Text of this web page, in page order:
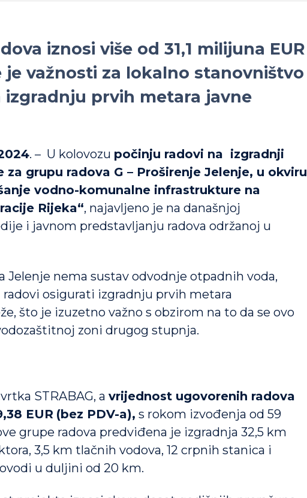
iznosi više od 31,1 milijuna EUR
je važnosti za lokalno stanovništvo
izgradnju prvih metara javne
. – U kolovozu počinju radovi na izgradnji
za grupu radova G – Proširenje Jelenje, u okviru
vodno-komunalne infrastrukture na
Rijeka“, najavljeno je na današnjoj
i javnom predstavljanju radova održanoj u
Jelenje nema sustav odvodnje otpadnih voda,
osigurati izgradnju prvih metara
što je izuzetno važno s obzirom na to da se ovo
zoni drugog stupnja.
STRABAG, a vrijednost ugovorenih radova
EUR (bez PDV-a), s rokom izvođenja od 59
grupe radova predviđena je izgradnja 32,5 km
3,5 km tlačnih vodova, 12 crpnih stanica i
u duljini od 20 km.